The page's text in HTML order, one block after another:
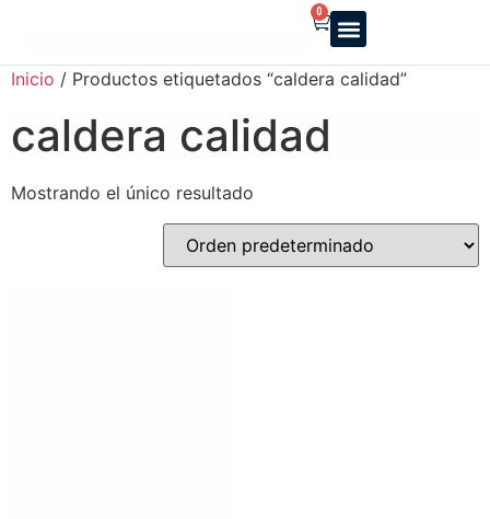
0
Inicio / Productos etiquetados “caldera calidad”
caldera calidad
Mostrando el único resultado